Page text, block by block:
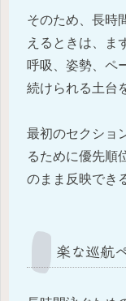
そのため、長時
えるときは、ま
呼吸、姿勢、ペ
続けられる土台
最初のセクショ
るために優先順
のまま反映でき
楽な巡航